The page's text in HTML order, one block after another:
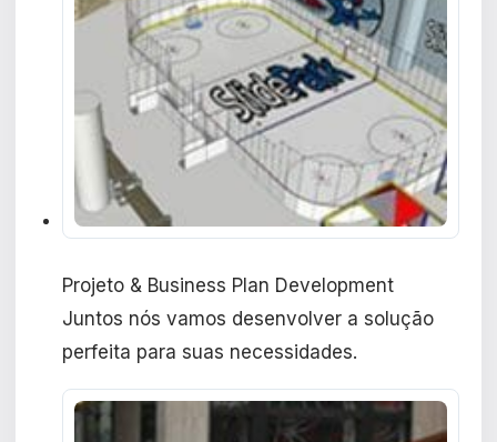
Projeto & Business Plan Development
Juntos nós vamos desenvolver a solução
perfeita para suas necessidades.